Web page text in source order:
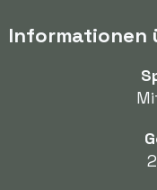
Informationen